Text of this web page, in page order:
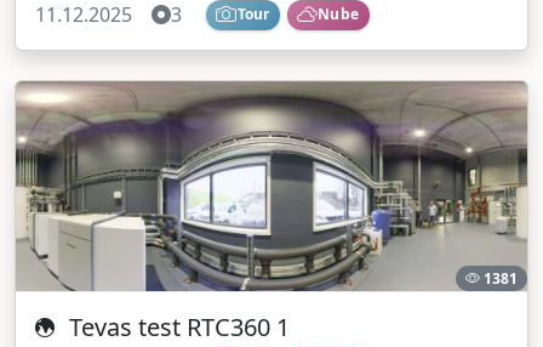
11.12.2025 3 Tour Nube
1381
Tevas test RTC360 1